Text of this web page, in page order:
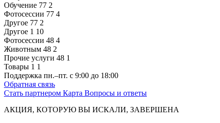
Обучение 77 2
Фотосессии 77 4
Другое 77 2
Другое 1 10
Фотосессии 48 4
Животным 48 2
Прочие услуги 48 1
Товары 1 1
Поддержка пн.–пт. с 9:00 до 18:00
Обратная связь
Стать партнером Карта Вопросы и ответы
АКЦИЯ, КОТОРУЮ ВЫ ИСКАЛИ, ЗАВЕРШЕНА